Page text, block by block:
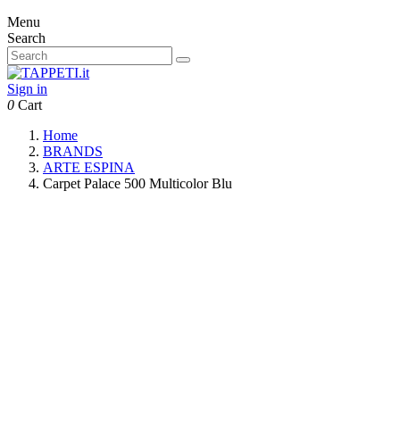
Menu
Search
Sign in
0 Cart
Home
BRANDS
ARTE ESPINA
Carpet Palace 500 Multicolor Blu